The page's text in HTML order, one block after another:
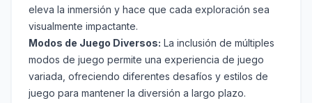
eleva la inmersión y hace que cada exploración sea
visualmente impactante.
Modos de Juego Diversos: La inclusión de múltiples
modos de juego permite una experiencia de juego
variada, ofreciendo diferentes desafíos y estilos de
juego para mantener la diversión a largo plazo.